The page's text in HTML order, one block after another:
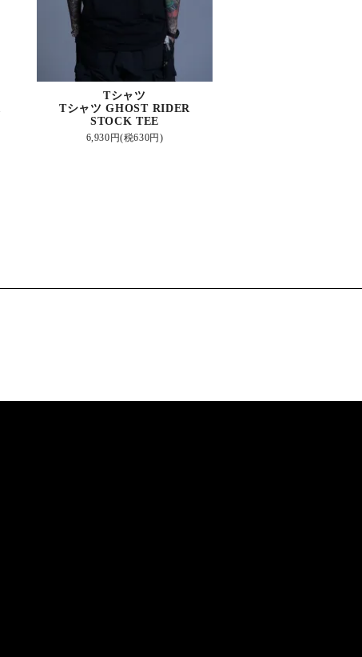
Tシャツ
Tシャツ GHOST RIDER
STOCK TEE
6,930円(税630円)